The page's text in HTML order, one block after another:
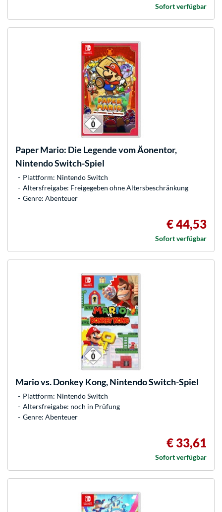
Sofort verfügbar
Paper Mario: Die Legende vom Äonentor,
Nintendo Switch-Spiel
Plattform: Nintendo Switch
Altersfreigabe: Freigegeben ohne Altersbeschränkung
Genre: Abenteuer
€ 44,53
Sofort verfügbar
Mario vs. Donkey Kong, Nintendo Switch-Spiel
Plattform: Nintendo Switch
Altersfreigabe: noch in Prüfung
Genre: Abenteuer
€ 33,61
Sofort verfügbar